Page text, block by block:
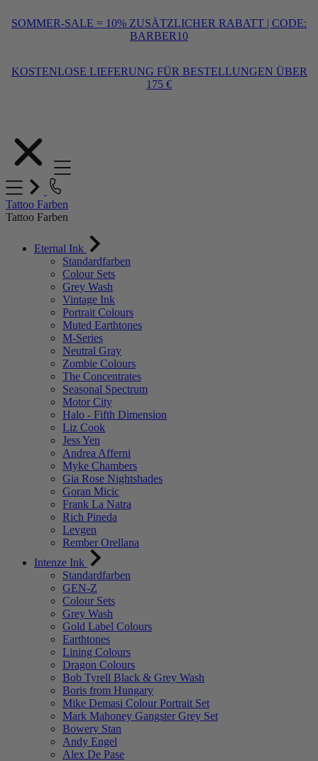
SOMMER-SALE = 10% ZUSÄTZLICHER RABATT | CODE:
BARBER10
KOSTENLOSE LIEFERUNG FÜR BESTELLUNGEN ÜBER
175 €
Tattoo Farben
Tattoo Farben
Eternal Ink
Standardfarben
Colour Sets
Grey Wash
Vintage Ink
Portrait Colours
Muted Earthtones
M-Series
Neutral Gray
Zombie Colours
The Concentrates
Seasonal Spectrum
Motor City
Halo - Fifth Dimension
Liz Cook
Jess Yen
Andrea Afferni
Myke Chambers
Gia Rose Nightshades
Goran Micic
Frank La Natra
Rich Pineda
Levgen
Rember Orellana
Intenze Ink
Standardfarben
GEN-Z
Colour Sets
Grey Wash
Gold Label Colours
Earthtones
Lining Colours
Dragon Colours
Bob Tyrell Black & Grey Wash
Boris from Hungary
Mike Demasi Colour Portrait Set
Mark Mahoney Gangster Grey Set
Bowery Stan
Andy Engel
Alex De Pase